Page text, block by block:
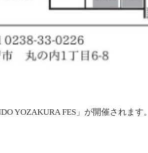
YOZAKURA FES」が開催されます。